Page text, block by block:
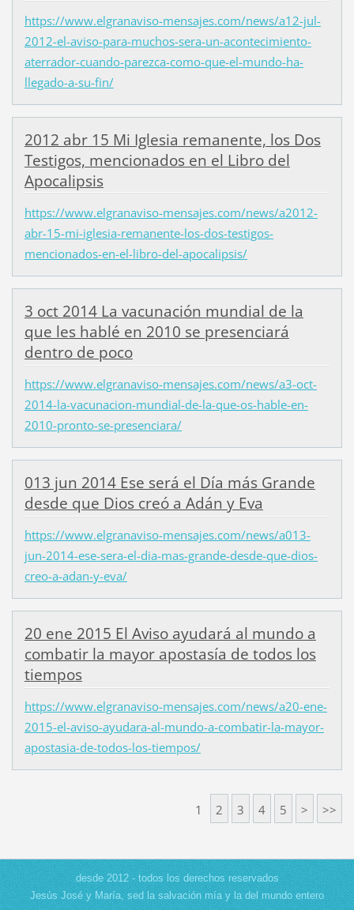
https://www.elgranaviso-mensajes.com/news/a12-jul-
2012-el-aviso-para-muchos-sera-un-acontecimiento-
aterrador-cuando-parezca-como-que-el-mundo-ha-
llegado-a-su-fin/
2012 abr 15 Mi Iglesia remanente, los Dos
Testigos, mencionados en el Libro del
Apocalipsis
https://www.elgranaviso-mensajes.com/news/a2012-
abr-15-mi-iglesia-remanente-los-dos-testigos-
mencionados-en-el-libro-del-apocalipsis/
3 oct 2014 La vacunación mundial de la
que les hablé en 2010 se presenciará
dentro de poco
https://www.elgranaviso-mensajes.com/news/a3-oct-
2014-la-vacunacion-mundial-de-la-que-os-hable-en-
2010-pronto-se-presenciara/
013 jun 2014 Ese será el Día más Grande
desde que Dios creó a Adán y Eva
https://www.elgranaviso-mensajes.com/news/a013-
jun-2014-ese-sera-el-dia-mas-grande-desde-que-dios-
creo-a-adan-y-eva/
20 ene 2015 El Aviso ayudará al mundo a
combatir la mayor apostasía de todos los
tiempos
https://www.elgranaviso-mensajes.com/news/a20-ene-
2015-el-aviso-ayudara-al-mundo-a-combatir-la-mayor-
apostasia-de-todos-los-tiempos/
1 2 3 4 5 > >>
desde 2012 - todos los derechos reservados
Jesús José y María, sed la salvación mía y la del mundo entero